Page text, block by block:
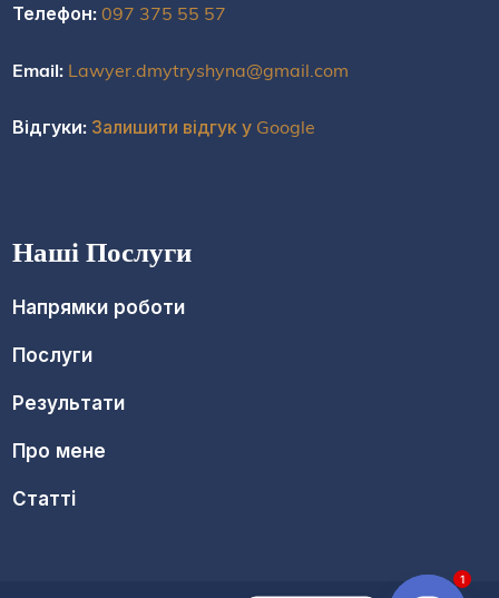
Телефон: 097 375 55 57
Email: Lawyer.dmytryshyna@gmail.com
Відгуки: Залишити відгук у Google
Наші Послуги
Напрямки роботи
Послуги
Результати
Про мене
Статті
1